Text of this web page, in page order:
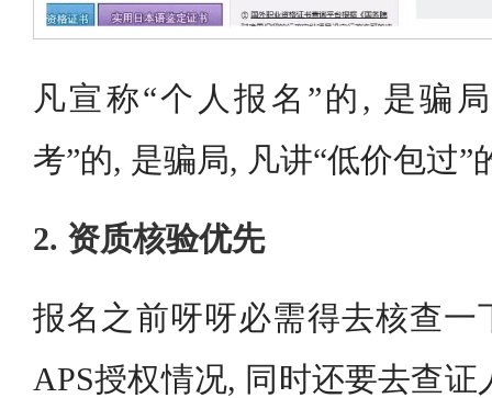
凡宣称“个人报名”的, 是骗
考”的, 是骗局, 凡讲“低价包过”
2. 资质核验优先
报名之前呀呀必需得去核查一
APS授权情况, 同时还要去查